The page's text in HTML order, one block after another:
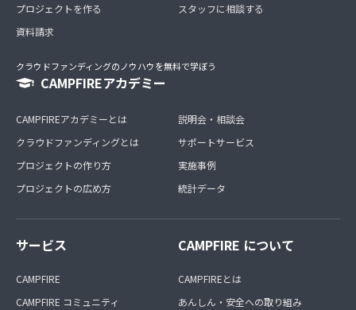
プロジェクトを作る
資料請求
スタッフに相談する
クラウドファンディングのノウハウを無料で学ぼう
CAMPFIREアカデミー
CAMPFIREアカデミーとは
クラウドファンディングとは
プロジェクトの作り方
プロジェクトの広め方
説明会・相談会
サポートサービス
実施事例
統計データ
サービス
CAMPFIRE
CAMPFIRE コミュニティ
CAMPFIRE について
CAMPFIREとは
あんしん・安全への取り組み